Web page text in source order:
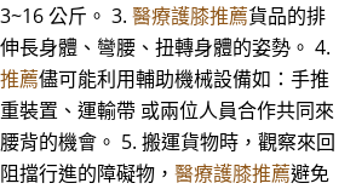
公斤。 3. 醫療護膝推薦貨品的排
長身體、彎腰、扭轉身體的姿勢。 4.
薦儘可能利用輔助機械設備如：手推
裝置、運輸帶 或兩位人員合作共同來
背的機會。 5. 搬運貨物時，觀察來回
擋行進的障礙物， 醫療護膝推薦避免